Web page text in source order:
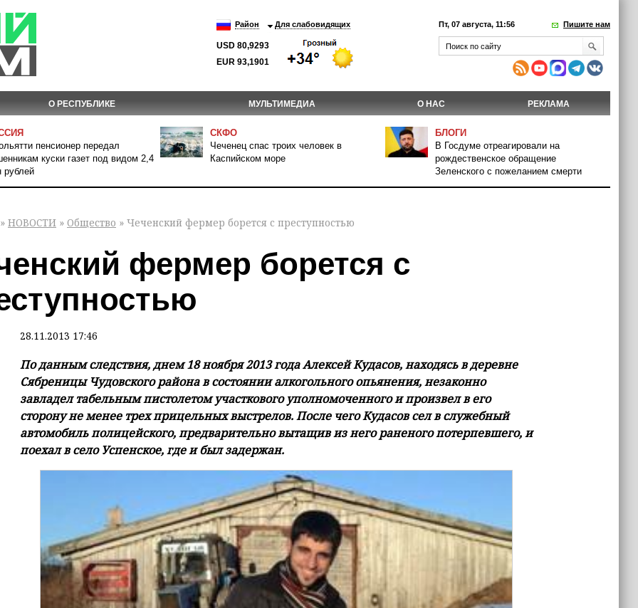
Район Для слабовидящих
USD 80,9293
EUR 93,1901
Пт, 07 августа, 11:56 Пишите нам
О РЕСПУБЛИКЕ МУЛЬТИМЕДИА О НАС РЕКЛАМА
пенсионер передал
куски газет под видом 2,4
рублей
СКФО
Чеченец спас троих человек в
Каспийском море
БЛОГИ
В Госдуме отреагировали на
рождественское обращение
Зеленского с пожеланием смерти
» НОВОСТИ » Общество » Чеченский фермер борется с преступностью
фермер борется с
28.11.2013 17:46
По данным следствия, днем 18 ноября 2013 года Алексей Кудасов, находясь в деревне
Сябреницы Чудовского района в состоянии алкогольного опьянения, незаконно
завладел табельным пистолетом участкового уполномоченного и произвел в его
сторону не менее трех прицельных выстрелов. После чего Кудасов сел в служебный
автомобиль полицейского, предварительно вытащив из него раненого потерпевшего, и
поехал в село Успенское, где и был задержан.